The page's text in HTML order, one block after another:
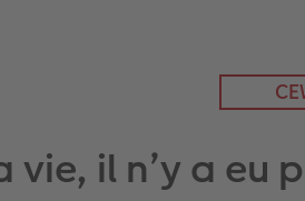
vie, il n’y a eu